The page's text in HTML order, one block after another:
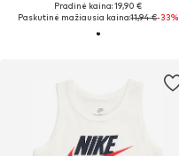
Pradinė kaina: 19,90 €
Paskutinė mažiausia kaina:11,94 €-33%